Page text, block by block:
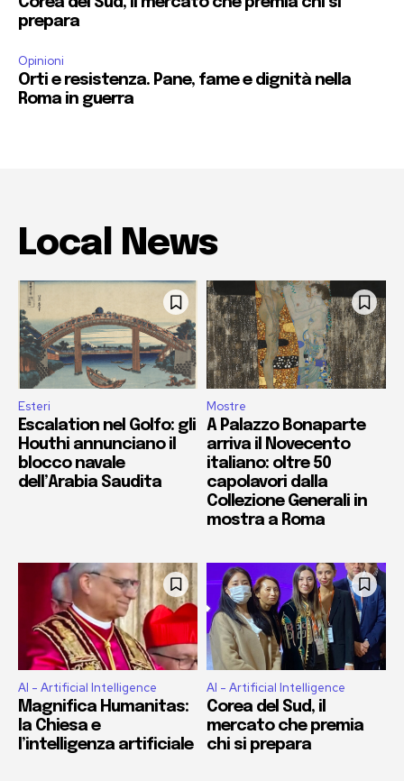
prepara
Opinioni
Orti e resistenza. Pane, fame e dignità nella
Roma in guerra
Local News
Esteri
Escalation nel Golfo: gli
Houthi annunciano il
blocco navale
dell’Arabia Saudita
Mostre
A Palazzo Bonaparte
arriva il Novecento
italiano: oltre 50
capolavori dalla
Collezione Generali in
mostra a Roma
AI - Artificial Intelligence
Magnifica Humanitas:
la Chiesa e
l’intelligenza artificiale
AI - Artificial Intelligence
Corea del Sud, il
mercato che premia
chi si prepara